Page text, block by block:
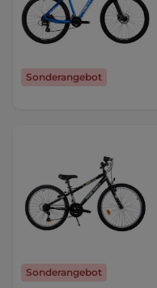
Sonderangebot
Sonderangebot